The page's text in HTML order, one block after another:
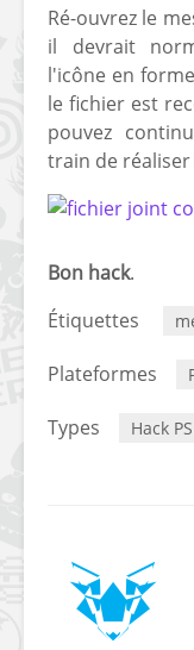
Ré-ouvrez le
il devrait
l'icône en
le fichier est
pouvez
train de réaliser
Bon hack.
Étiquettes
Plateformes
Types Hack